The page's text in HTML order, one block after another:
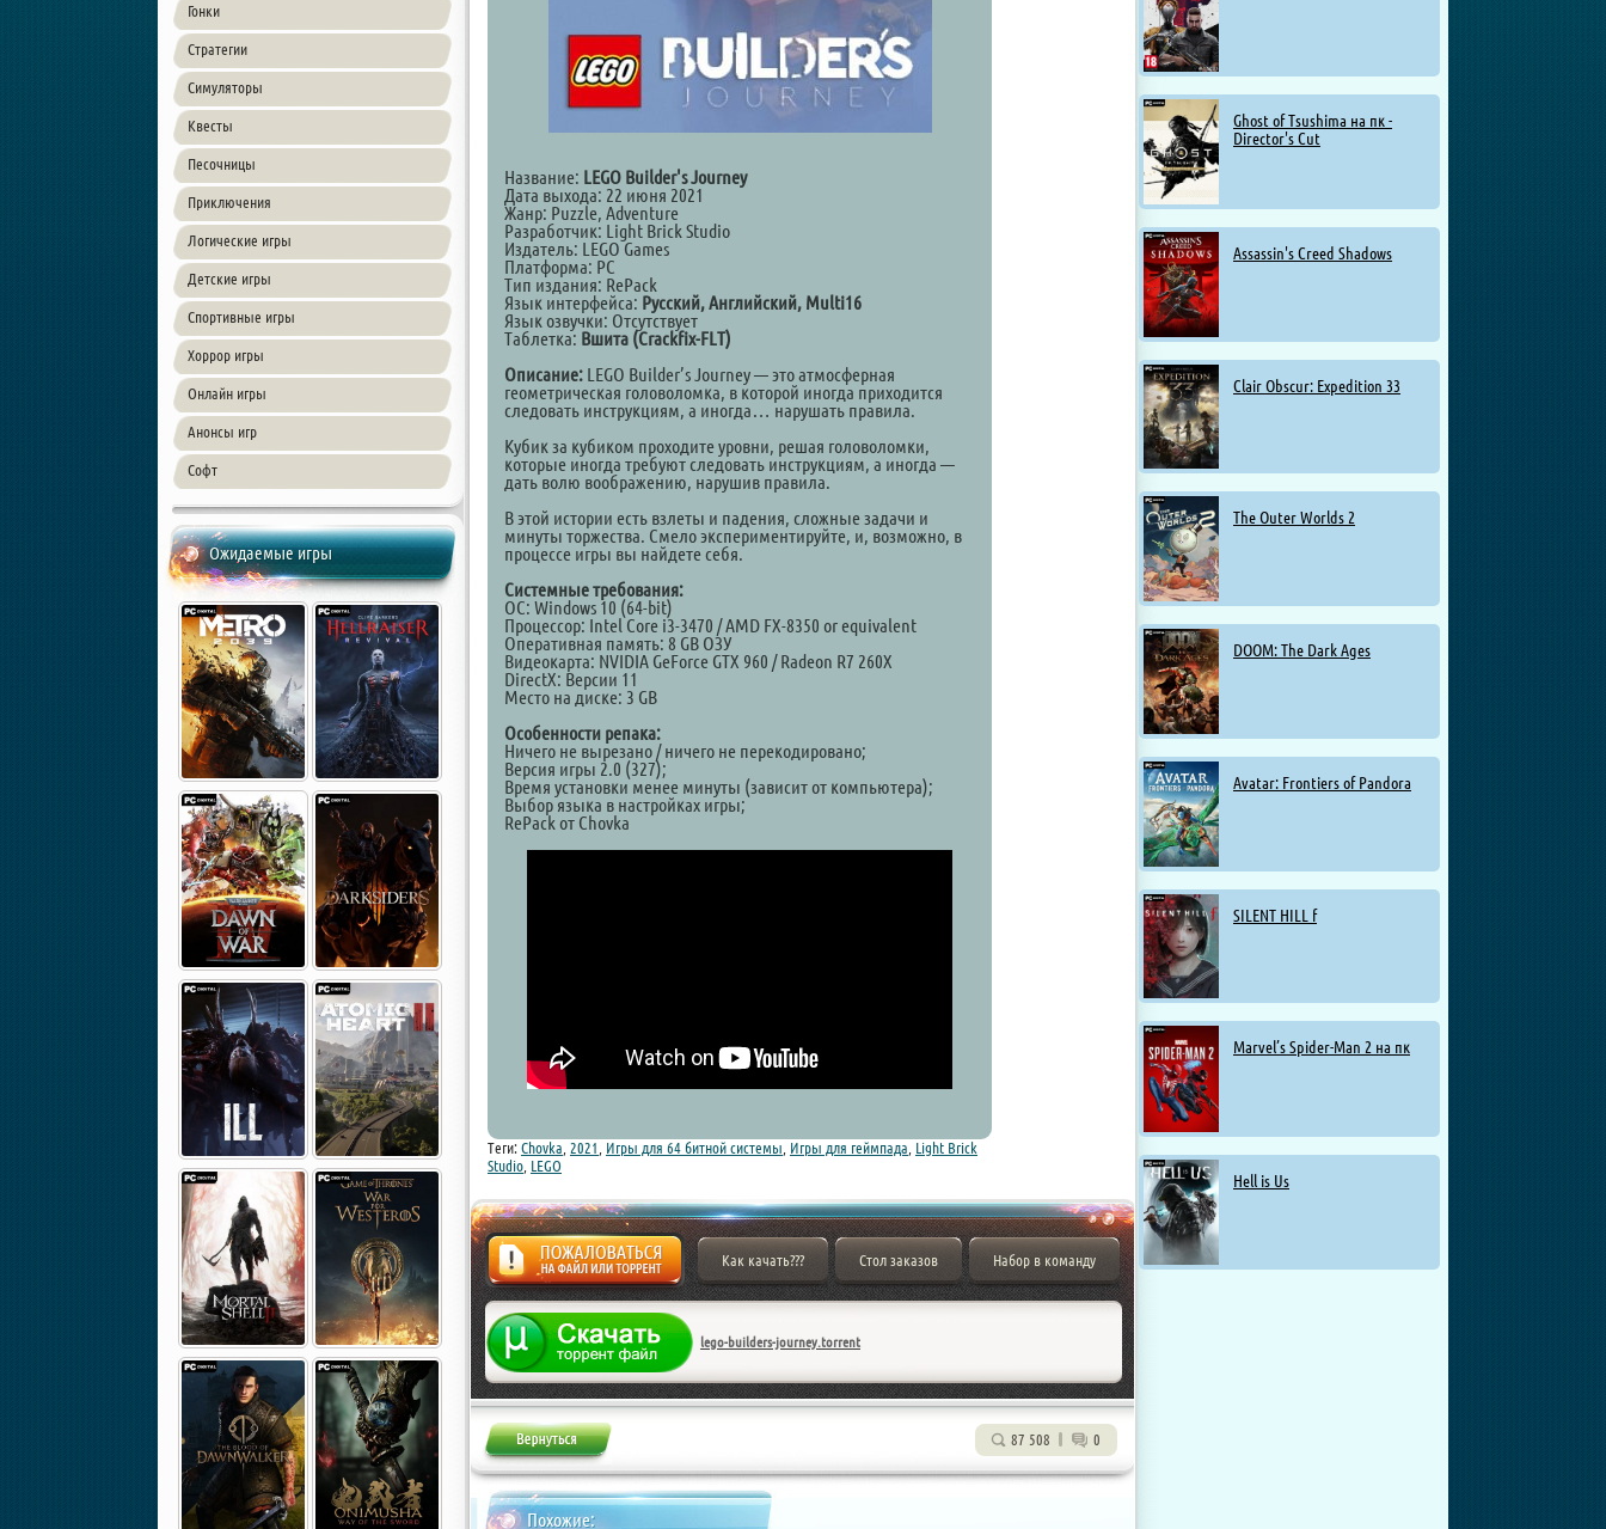
Гонки
Стратегии
Симуляторы
Квесты
Песочницы
Приключения
Логические игры
Детские игры
Спортивные игры
Хоррор игры
Онлайн игры
Анонсы игр
Софт
Ожидаемые игры
Ghost of Tsushima на пк -
Director's Cut
Assassin's Creed Shadows
Clair Obscur: Expedition 33
The Outer Worlds 2
DOOM: The Dark Ages
Avatar: Frontiers of Pandora
SILENT HILL f
Marvel’s Spider-Man 2 на пк
Hell is Us
Название: LEGO Builder's Journey
Дата выхода: 22 июня 2021
Жанр: Puzzle, Adventure
Разработчик: Light Brick Studio
Издатель: LEGO Games
Платформа: PC
Тип издания: RePack
Язык интерфейса: Русский, Английский, Multi16
Язык озвучки: Отсутствует
Таблетка: Вшита (Crackfix-FLT)
Описание: LEGO Builder’s Journey — это атмосферная
геометрическая головоломка, в которой иногда приходится
следовать инструкциям, а иногда… нарушать правила.
Кубик за кубиком проходите уровни, решая головоломки,
которые иногда требуют следовать инструкциям, а иногда —
дать волю воображению, нарушив правила.
В этой истории есть взлеты и падения, сложные задачи и
минуты торжества. Смело экспериментируйте, и, возможно, в
процессе игры вы найдете себя.
Системные требования:
ОС: Windows 10 (64-bit)
Процессор: Intel Core i3-3470 / AMD FX-8350 or equivalent
Оперативная память: 8 GB ОЗУ
Видеокарта: NVIDIA GeForce GTX 960 / Radeon R7 260X
DirectX: Версии 11
Место на диске: 3 GB
Особенности репака:
Ничего не вырезано / ничего не перекодировано;
Версия игры 2.0 (327);
Время установки менее минуты (зависит от компьютера);
Выбор языка в настройках игры;
RePack от Chovka
Теги: Chovka 2021 Игры для 64 битной системы Игры для геймпада Light Brick
Studio LEGO
Жалоба
Как качать??? Стол заказов Набор в команду
lego-builders-journey.torrent
87 508 0
Похожие: